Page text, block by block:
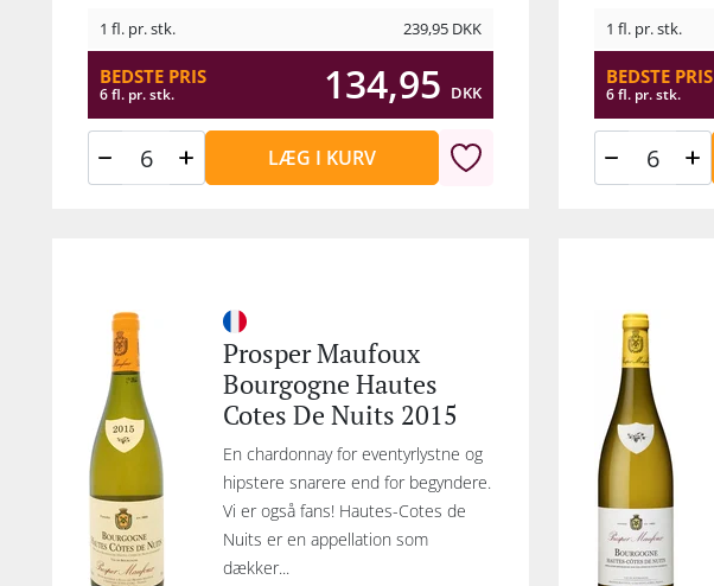
1 fl. pr. stk. 239,95 DKK
BEDSTE PRIS
6 fl. pr. stk. 134,95 DKK
LÆG I KURV
1 fl. pr. stk.
BEDSTE PRIS
6 fl. pr. stk.
Prosper Maufoux
Bourgogne Hautes
Cotes De Nuits 2015
En chardonnay for eventyrlystne og
hipstere snarere end for begyndere.
Vi er også fans! Hautes-Cotes de
Nuits er en appellation som
dækker...